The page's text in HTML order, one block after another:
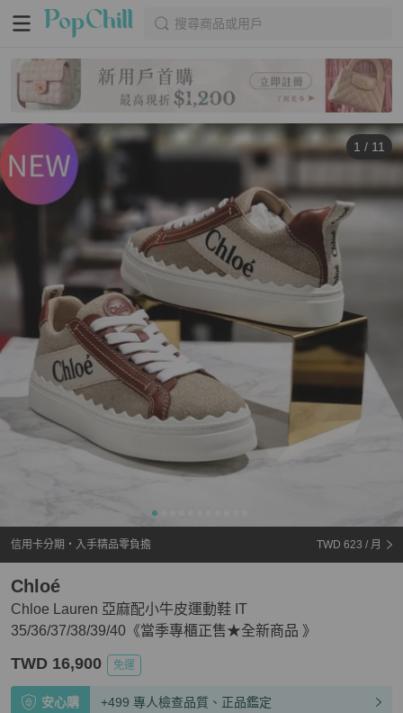
搜尋商品或用戶
1 / 11
信用卡分期・入手精品零負擔 TWD 623 / 月
Chloe Lauren 亞麻配小牛皮運動鞋 IT
35/36/37/38/39/40《當季專櫃正售★全新商品 》
Chloé
TWD 16,900 免運
安心購 +499 專人檢查品質、正品鑑定